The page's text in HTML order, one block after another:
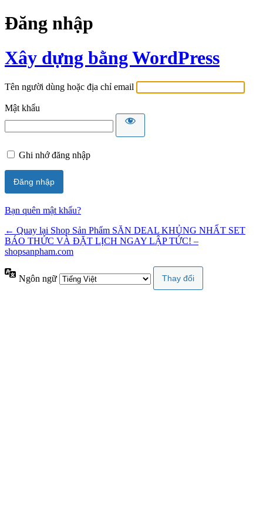
Đăng nhập
Xây dựng bằng WordPress
Tên người dùng hoặc địa chỉ email
Mật khẩu
Ghi nhớ đăng nhập
Bạn quên mật khẩu?
← Quay lại Shop Sản Phẩm SĂN DEAL KHỦNG NHẤT SET
BÁO THỨC VÀ ĐẶT LỊCH NGAY LẬP TỨC! –
shopsanpham.com
Ngôn ngữ